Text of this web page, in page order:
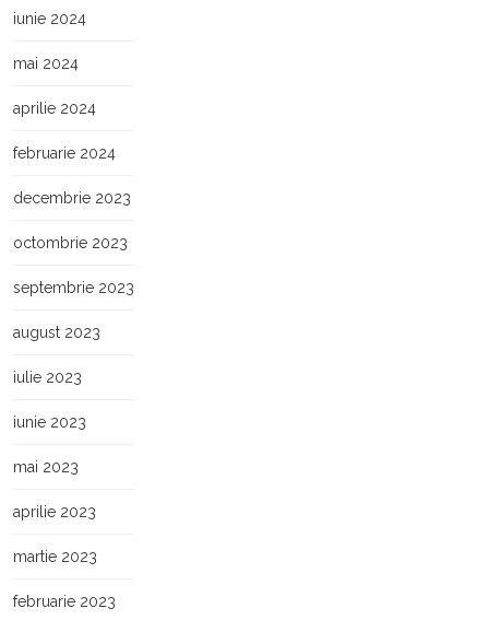
iunie 2024
mai 2024
aprilie 2024
februarie 2024
decembrie 2023
octombrie 2023
septembrie 2023
august 2023
iulie 2023
iunie 2023
mai 2023
aprilie 2023
martie 2023
februarie 2023